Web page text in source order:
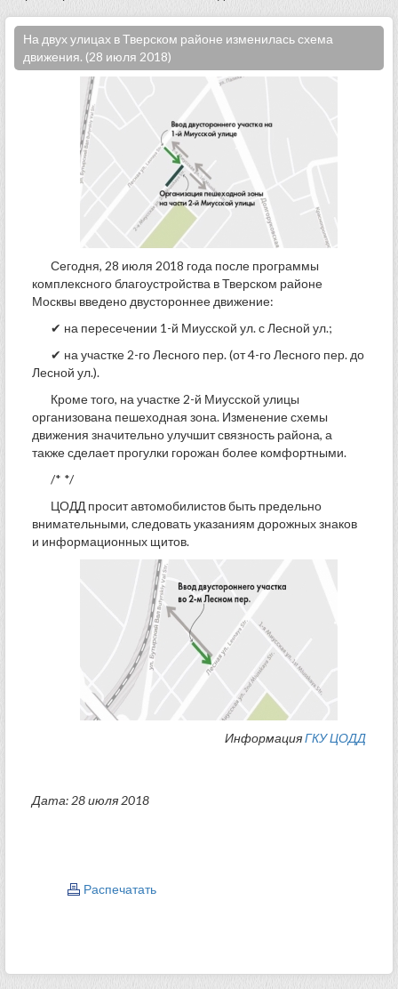
На двух улицах в Тверском районе изменилась схема
движения. (28 июля 2018)
Сегодня, 28 июля 2018 года после программы
комплексного благоустройства в Тверском районе
Москвы введено двустороннее движение:
✔ на пересечении 1-й Миусской ул. с Лесной ул.;
✔ на участке 2-го Лесного пер. (от 4-го Лесного пер. до
Лесной ул.).
Кроме того, на участке 2-й Миусской улицы
организована пешеходная зона. Изменение схемы
движения значительно улучшит связность района, а
также сделает прогулки горожан более комфортными.
/* */
ЦОДД просит автомобилистов быть предельно
внимательными, следовать указаниям дорожных знаков
и информационных щитов.
ИнформацияГКУ ЦОДД
Дата: 28 июля 2018
Распечатать